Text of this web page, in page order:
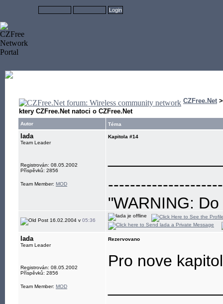
CZFree.Net
ktery CZFree.Net natoci o CZFree.Net
Autor Téma
lada
Team Leader
Registrován: 08.05.2002
Příspěvků: 2856
Team Member: MOD
Kapitola #14
"WARNING:
eye"
16.02.2004 v 05:36
lada
Team Leader
Registrován: 08.05.2002
Příspěvků: 2856
Team Member: MOD
Rezervovano
Pro nove